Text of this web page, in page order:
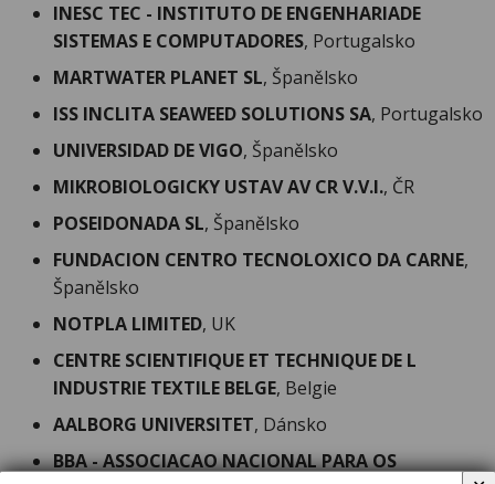
INESC TEC - INSTITUTO DE ENGENHARIADE
SISTEMAS E COMPUTADORES, Portugalsko
MARTWATER PLANET SL, Španělsko
ISS INCLITA SEAWEED SOLUTIONS SA, Portugalsko
UNIVERSIDAD DE VIGO, Španělsko
MIKROBIOLOGICKY USTAV AV CR V.V.I., ČR
POSEIDONADA SL, Španělsko
FUNDACION CENTRO TECNOLOXICO DA CARNE,
Španělsko
NOTPLA LIMITED, UK
CENTRE SCIENTIFIQUE ET TECHNIQUE DE L
INDUSTRIE TEXTILE BELGE, Belgie
AALBORG UNIVERSITET, Dánsko
BBA - ASSOCIACAO NACIONAL PARA OS